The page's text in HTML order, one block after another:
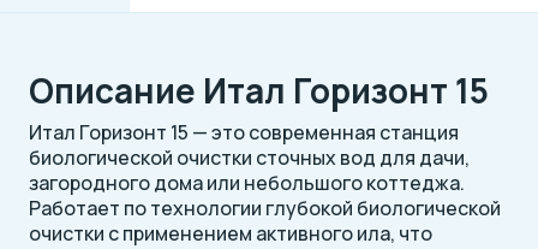
Описание Итал Горизонт 15
Итал Горизонт 15 — это современная станция
биологической очистки сточных вод для дачи,
загородного дома или небольшого коттеджа.
Работает по технологии глубокой биологической
очистки с применением активного ила, что